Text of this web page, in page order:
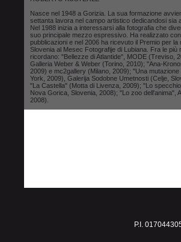
Nasce nel 1948 a Gorizia. La sua formazione
settanta lavora nel campo artistico dedicandosi sia
Nel 1988 inizia a interessarsi alla fotografia che
suo principale mezzo espressivo. Ha realizzato
pubblicazioni e nel 2006 ha ricevuto il Premio per
Slovenia al Mesec Fotografije di Lubiana. Fra le
ricordano: "Bellezze di Atlantide", MODE (Treviso,
Galleria Weber & Weber (Torino, 2010); "Ana-
2009) e mc2gallery (Milano, 2009); "Una
York, 2009), Galerija Sodobne Umetnosti (Celje,
"La Castella" (Motta di Livenza, 2009); "Lo
Nova Gorica, Slovenia, 2008); "Lo zoo dell'anima",
2008).
P.I.